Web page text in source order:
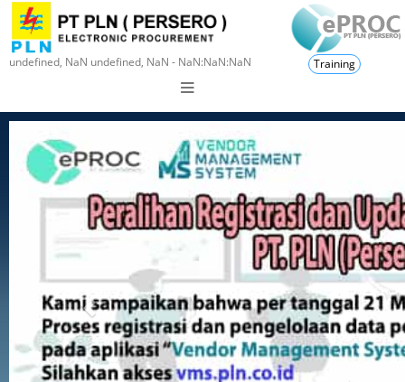
undefined, NaN undefined, NaN - NaN:NaN:NaN Training